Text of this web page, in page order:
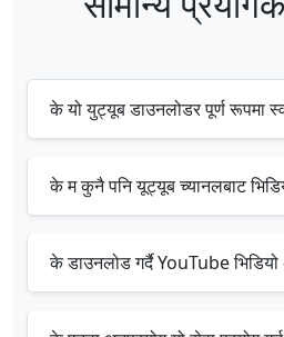
के यो युट्यूब डाउनलोडर पूर्ण रूपमा
के म कुनै पनि यूट्यूब च्यानलबाट
के डाउनलोड गर्दै YouTube